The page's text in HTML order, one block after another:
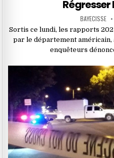
Régresser
BAYECISSE
Sortis ce lundi, les rapports
par le département américain,
enquêteurs